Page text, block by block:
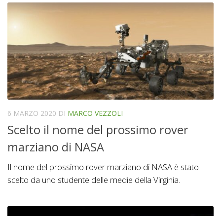
6 MARZO 2020 DI MARCO VEZZOLI
Scelto il nome del prossimo rover
marziano di NASA
Il nome del prossimo rover marziano di NASA è stato
scelto da uno studente delle medie della Virginia.